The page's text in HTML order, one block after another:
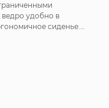
удобно в
сиденье.